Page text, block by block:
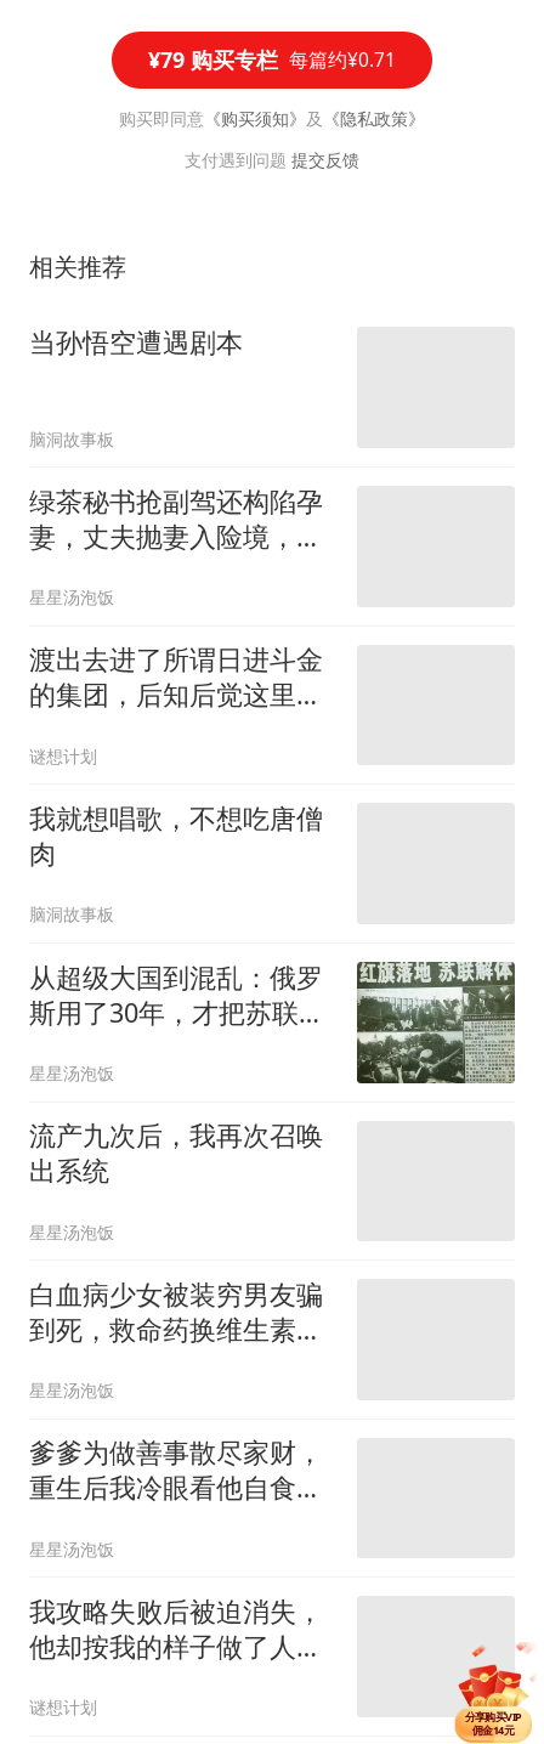
¥79 购买专栏 每篇约¥0.71
购买即同意 《购买须知》 及 《隐私政策》
支付遇到问题 提交反馈
相关推荐
当孙悟空遭遇剧本
脑洞故事板
绿茶秘书抢副驾还构陷孕
妻，丈夫抛妻入险境，铁
星星汤泡饭
渡出去进了所谓日进斗金
的集团，后知后觉这里是
谜想计划
我就想唱歌，不想吃唐僧
肉
脑洞故事板
从超级大国到混乱：俄罗
斯用了30年，才把苏联解
星星汤泡饭
流产九次后，我再次召唤
出系统
星星汤泡饭
白血病少女被装穷男友骗
到死，救命药换维生素，
星星汤泡饭
爹爹为做善事散尽家财，
重生后我冷眼看他自食恶
星星汤泡饭
我攻略失败后被迫消失，
他却按我的样子做了人
谜想计划
分享单篇
佣金39.5元
分享购买VIP
佣金14元